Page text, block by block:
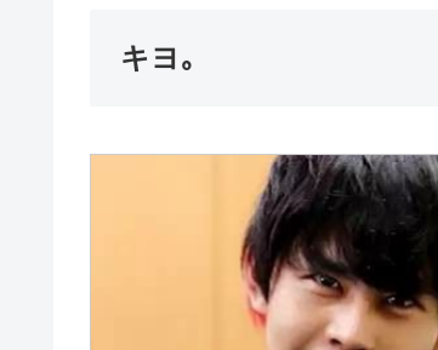
キヨ｡